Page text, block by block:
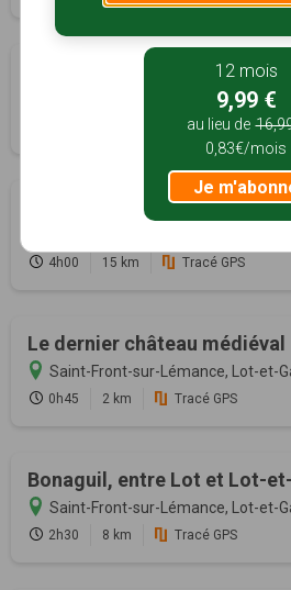
Tracé GPS
Du château à l'église de
4h00 15 km Tracé GPS
Le dernier château médiéval
Saint-Front-sur-Lémance, Lot-et-
0h45 2 km Tracé GPS
Bonaguil, entre Lot et Lot-
Saint-Front-sur-Lémance, Lot-et-
2h30 8 km Tracé GPS
12 mois
9,99 €
au lieu de
0,83€/mois
Je